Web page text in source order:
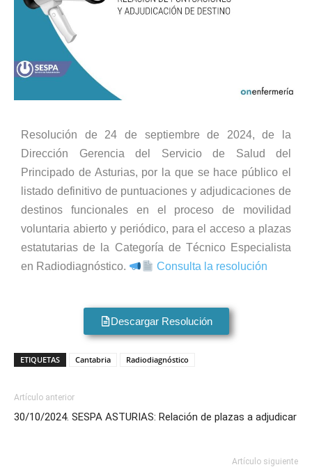
Resolución de 24 de septiembre de 2024, de la
Dirección Gerencia del Servicio de Salud del
Principado de Asturias, por la que se hace público el
listado definitivo de puntuaciones y adjudicaciones de
destinos funcionales en el proceso de movilidad
voluntaria abierto y periódico, para el acceso a plazas
estatutarias de la Categoría de Técnico Especialista
en Radiodiagnóstico.
Consulta la resolución
Descargar Resolución
ETIQUETAS Cantabria Radiodiagnóstico
Artículo anterior
30/10/2024. SESPA ASTURIAS: Relación de plazas a adjudicar
Artículo siguiente